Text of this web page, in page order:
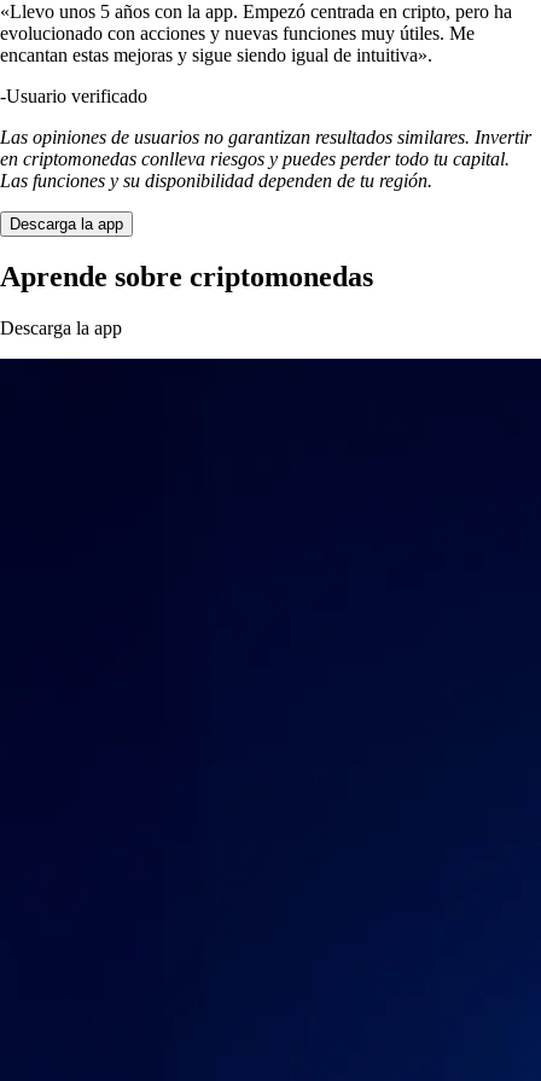
«Llevo unos 5 años con la app. Empezó centrada en cripto, pero ha
evolucionado con acciones y nuevas funciones muy útiles. Me
encantan estas mejoras y sigue siendo igual de intuitiva».
-Usuario verificado
Las opiniones de usuarios no garantizan resultados similares. Invertir
en criptomonedas conlleva riesgos y puedes perder todo tu capital.
Las funciones y su disponibilidad dependen de tu región.
Descarga la app
Aprende sobre criptomonedas
Descarga la app